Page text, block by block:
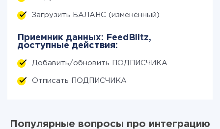
Загрузить БАЛАНС (изменённый)
Приемник данных: FeedBlitz,
доступные действия:
Добавить/обновить ПОДПИСЧИКА
Отписать ПОДПИСЧИКА
Популярные вопросы про интеграцию